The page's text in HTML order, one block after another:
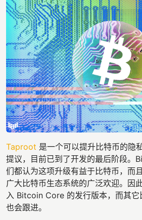
Taproot 是一个可以提升比特币的隐
提议，目前已到了开发的最后阶段。
们都认为这项升级有益于比特币，而
广大比特币生态系统的广泛欢迎。因
入 Bitcoin Core 的发行版本，而其它
也会跟进。